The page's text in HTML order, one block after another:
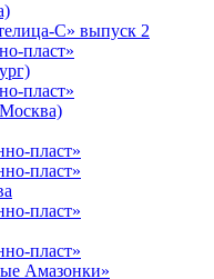
С» выпуск 2
пласт»
пласт»
пласт»
пласт»
пласт»
пласт»
Амазонки»